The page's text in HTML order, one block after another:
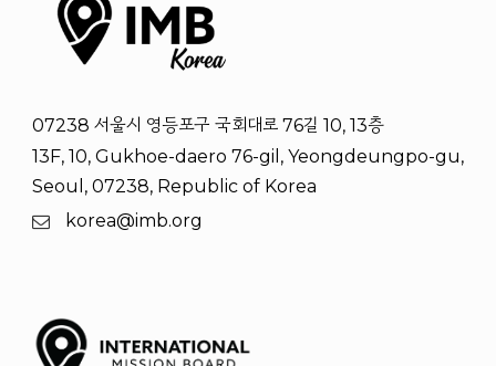
07238 서울시 영등포구 국회대로 76길 10, 13층
13F, 10, Gukhoe-daero 76-gil, Yeongdeungpo-gu,
Seoul, 07238, Republic of Korea
korea@imb.org